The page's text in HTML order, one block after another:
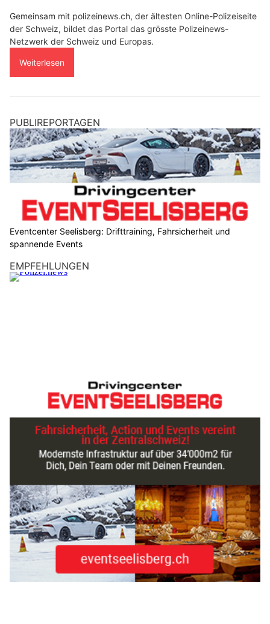
Gemeinsam mit polizeinews.ch, der ältesten Online-Polizeiseite
der Schweiz, bildet das Portal das grösste Polizeinews-
Netzwerk der Schweiz und Europas.
Weiterlesen
PUBLIREPORTAGEN
Eventcenter Seelisberg: Drifttraining, Fahrsicherheit und
spannende Events
EMPFEHLUNGEN